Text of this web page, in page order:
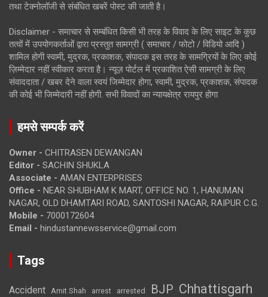
तथा टेक्नोलॉजी से संबंधित खबरें पोस्ट की जाती है।
Disclaimer - समाचार से सम्बंधित किसी भी तरह के विवाद के लिए साइट के कुछ
तत्वों में उपयोगकर्ताओं द्वारा प्रस्तुत सामग्री ( समाचार / फोटो / विडियो आदि )
शामिल होगी स्वामी, मुद्रक, प्रकाशक, संपादक इस तरह के सामग्रियों के लिए कोई
ज़िम्मेदार नहीं स्वीकार करता है। न्यूज़ पोर्टल में प्रकाशित ऐसी सामग्री के लिए
संवाददाता / खबर देने वाला स्वयं जिम्मेदार होगा, स्वामी, मुद्रक, प्रकाशक, संपादक
की कोई भी जिम्मेदारी नहीं होगी. सभी विवादों का न्यायक्षेत्र रायपुर होगा
हमसे सम्पर्क करें
Owner - CHITRASEN DEWANGAN
Editor - SACHIN SHUKLA
Associate - AMAN ENTERPRISES
Office - NEAR SHUBHAM K MART, OFFICE NO. 1, HANUMAN
NAGAR, OLD DHAMTARI ROAD, SANTOSHI NAGAR, RAIPUR C.G.
Mobile - 7000172604
Email - hindustannewsservice@gmail.com
Tags
Accident Amit Shah arrest arrested BJP Chhattisgarh